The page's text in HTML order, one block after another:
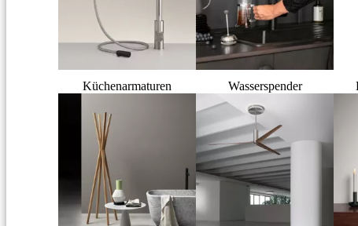
Küchenarmaturen Wasserspender